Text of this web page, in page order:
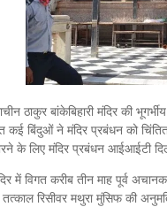
ठाकुर बांकेबिहारी मंदिर की
कई बिंदुओं ने मंदिर प्रबंधन को
के लिए मंदिर प्रबंधन आईआईटी
में विगत करीब तीन माह पूर्व
रिसीवर मथुरा मुंसिफ की